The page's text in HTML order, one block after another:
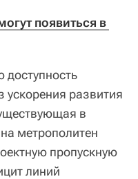
появиться в
ускорения развития
в
метрополитен
пропускную
линий